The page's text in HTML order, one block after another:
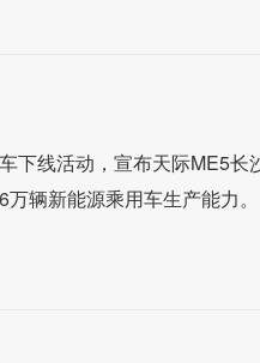
下线活动，宣布天际ME5
辆新能源乘用车生产能力。